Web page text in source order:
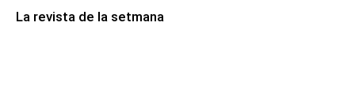
La revista de la setmana